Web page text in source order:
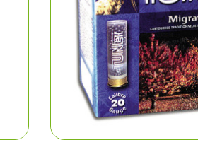
Bretelles et
Fourreaux
Malettes
Sac,